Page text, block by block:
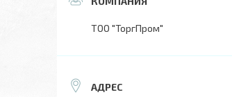
ТОО "ТоргПром"